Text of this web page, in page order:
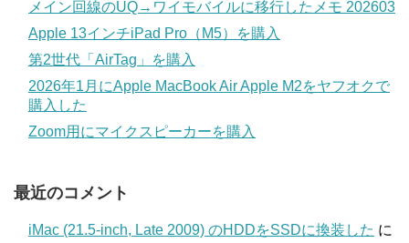
メイン回線のUQ→ワイモバイルに移行したメモ 202603
Apple 13インチiPad Pro（M5）を購入
第2世代「AirTag」を購入
2026年1月にApple MacBook Air Apple M2をヤフオクで
購入した
Zoom用にマイクスピーカーを購入
最近のコメント
iMac (21.5-inch, Late 2009) のHDDをSSDに換装した に